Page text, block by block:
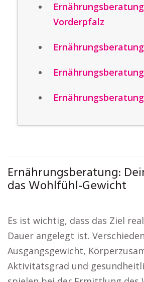
Ernährungsberatung
Vorderpfalz
Ernährungsberatung:
das Wohlfühl-Gewicht
Es ist wichtig, dass das Ziel
Dauer angelegt ist.
Ausgangsgewicht,
Aktivitätsgrad und